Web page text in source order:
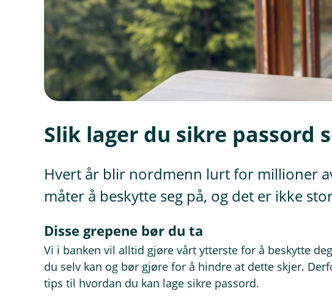
Slik lager du sikre passord
Hvert år blir nordmenn lurt for millioner
måter å beskytte seg på, og det er ikke
Disse grepene bør du ta
Vi i banken vil alltid gjøre vårt ytterste for å beskytte
du selv kan og bør gjøre for å hindre at dette skjer.
tips til hvordan du kan lage sikre passord.